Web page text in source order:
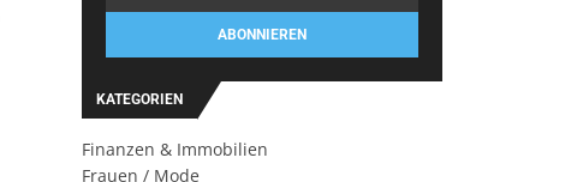
ABONNIEREN
KATEGORIEN
Finanzen & Immobilien
Frauen / Mode